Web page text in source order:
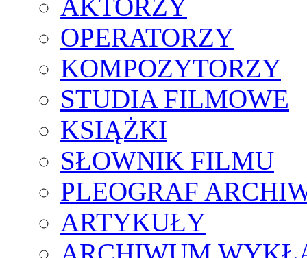
AKTORZY
OPERATORZY
KOMPOZYTORZY
STUDIA FILMOWE
KSIĄŻKI
SŁOWNIK FILMU
PLEOGRAF
ARTYKUŁY